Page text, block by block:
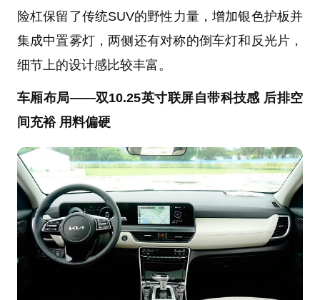
险杠保留了传统SUV的野性力量，增加银色护板并
集成中置雾灯，两侧还有对称的倒车灯和反光片，
细节上的设计感比较丰富。
车厢布局——双10.25英寸联屏自带科技感 后排空
间充裕 用料偏硬